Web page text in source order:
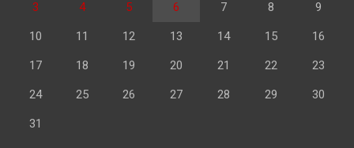
3 4 5 6 7 8 9
10 11 12 13 14 15 16
17 18 19 20 21 22 23
24 25 26 27 28 29 30
31